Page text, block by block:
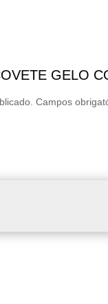
GELO
Campos